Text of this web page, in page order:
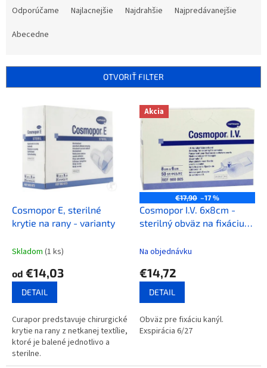
p
Odporúčame Najlacnejšie Najdrahšie
Najpredávanejšie
Abecedne
OTVORIŤ FILTER
Cosmopor E, sterilné
krytie na rany - varianty
Skladom (1 ks)
od €14,03
DETAIL
Curapor predstavuje chirurgické
krytie na rany z netkanej textílie,
ktoré je balené jednotlivo a
sterilne.
Akcia
€17,90 –17 %
Cosmopor I.V. 6x8cm -
sterilný obväz na fixáciu
Na objednávku
€14,72
DETAIL
Obväz pre fixáciu kanýl.
Exspirácia 6/27